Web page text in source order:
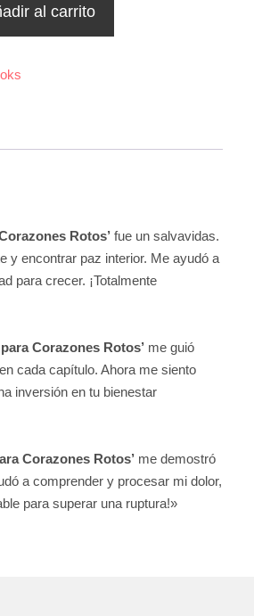
al carrito
Rotos’ fue un salvavidas.
y encontrar paz interior. Me ayudó a
para crecer. ¡Totalmente
para Corazones Rotos’ me guió
cada capítulo. Ahora me siento
inversión en tu bienestar
Corazones Rotos’ me demostró
a comprender y procesar mi dolor,
para superar una ruptura!»